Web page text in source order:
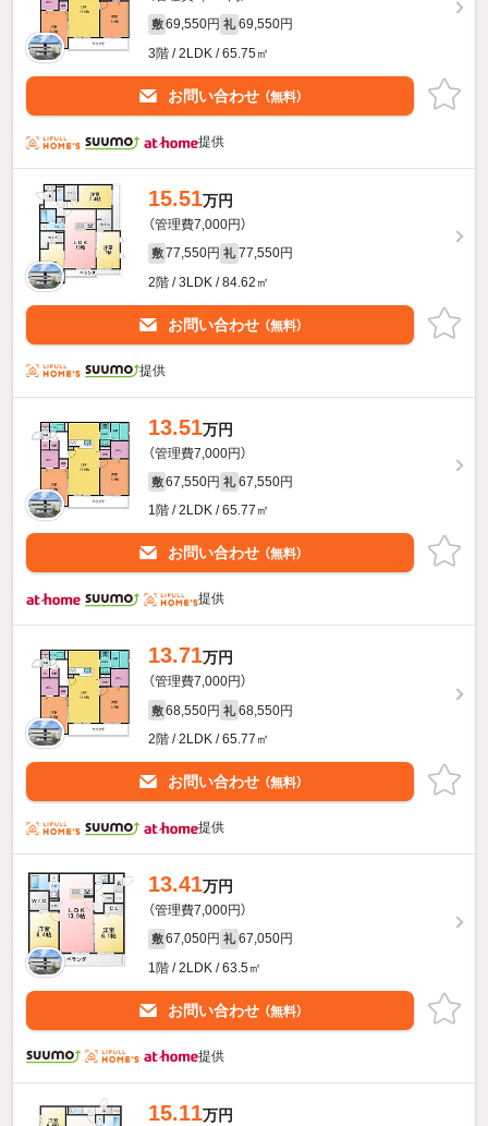
敷 69,550円 礼 69,550円
3階 / 2LDK / 65.75㎡
お問い合わせ （無料）
提供
15.51万円
（管理費7,000円）
敷 77,550円 礼 77,550円
2階 / 3LDK / 84.62㎡
お問い合わせ （無料）
提供
13.51万円
（管理費7,000円）
敷 67,550円 礼 67,550円
1階 / 2LDK / 65.77㎡
お問い合わせ （無料）
提供
13.71万円
（管理費7,000円）
敷 68,550円 礼 68,550円
2階 / 2LDK / 65.77㎡
お問い合わせ （無料）
提供
13.41万円
（管理費7,000円）
敷 67,050円 礼 67,050円
1階 / 2LDK / 63.5㎡
お問い合わせ （無料）
提供
15.11万円